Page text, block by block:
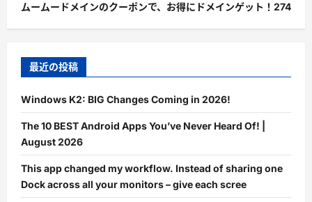
ムームードメインのクーポンで、お得にドメインゲット！ 274
最近の投稿
Windows K2: BIG Changes Coming in 2026!
The 10 BEST Android Apps You’ve Never Heard Of! |
August 2026
This app changed my workflow. Instead of sharing one
Dock across all your monitors – give each scree